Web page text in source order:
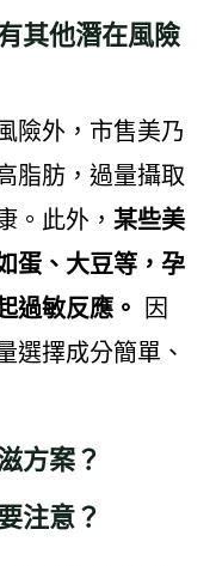
其他潛在風險
險外，市售美乃
脂肪，過量攝取
。此外， 某些美
蛋、大豆等，孕
過敏反應。
因
選擇成分簡單、
方案？
注意？